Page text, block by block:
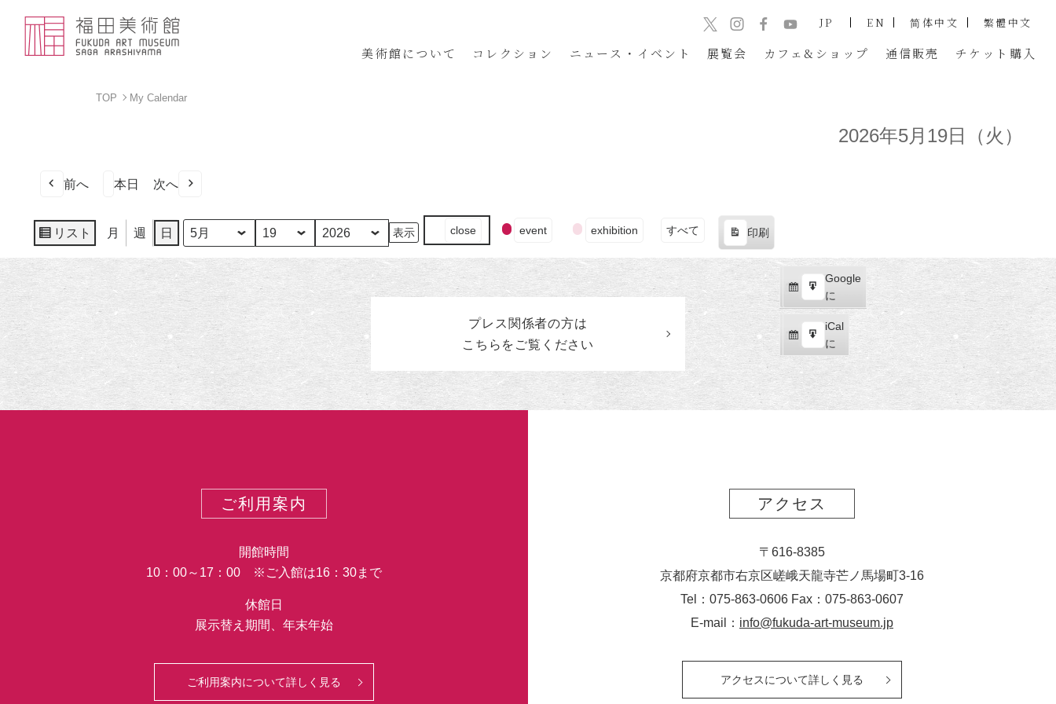
美術館について コレクション ニュース・イベント 展覧会 カフェ&ショップ 通信販売 チケット 購入
JP EN 简体中文 繁體中文
TOP My Calendar
2026年5月19日（火）
前へ 本日 次へ
リスト
表
示
月 週 日
月
日
年
ン
ト
ー
close event exhibition すべて 印刷
示
Google
で
購
読
iCal
で
購
Google
に
エ
ク
ス
ポ
ト
iCal
に
エ
ー
プレス関係者の方は
こちらをご覧ください
ご利用案内
開館時間
10：00～17：00 ※ご入館は16：30まで
休館日
展示替え期間、年末年始
ご利用案内について詳しく見る
アクセス
〒616-8385
京都府京都市右京区嵯峨天龍寺芒ノ馬場町3-16
Tel：075-863-0606 Fax：075-863-0607
E-mail： info@fukuda-art-museum.jp
アクセスについて詳しく見る